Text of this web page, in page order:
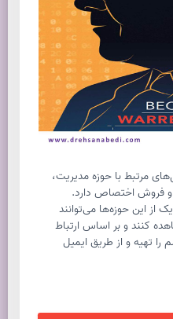
مرتبط با حوزه مدیریت،
و فروش اختصاص دارد.
از این حوزه‌ها می‌توانند
کنند و بر اساس ارتباط
را تهیه و از طریق ایمیل